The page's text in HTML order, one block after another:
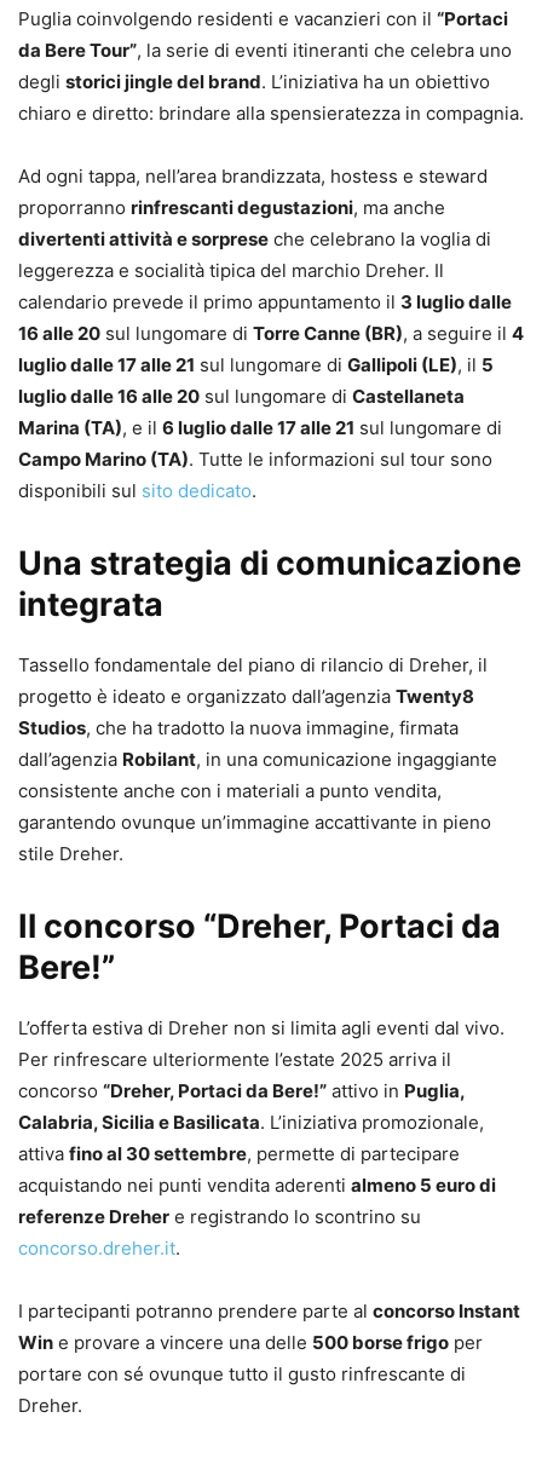
Puglia coinvolgendo residenti e vacanzieri con il “Portaci
da Bere Tour”, la serie di eventi itineranti che celebra uno
degli storici jingle del brand. L’iniziativa ha un obiettivo
chiaro e diretto: brindare alla spensieratezza in compagnia.
Ad ogni tappa, nell’area brandizzata, hostess e steward
proporranno rinfrescanti degustazioni, ma anche
divertenti attività e sorprese che celebrano la voglia di
leggerezza e socialità tipica del marchio Dreher. Il
calendario prevede il primo appuntamento il 3 luglio dalle
16 alle 20 sul lungomare di Torre Canne (BR), a seguire il 4
luglio dalle 17 alle 21 sul lungomare di Gallipoli (LE), il 5
luglio dalle 16 alle 20 sul lungomare di Castellaneta
Marina (TA), e il 6 luglio dalle 17 alle 21 sul lungomare di
Campo Marino (TA). Tutte le informazioni sul tour sono
disponibili sul sito dedicato.
Una strategia di comunicazione
integrata
Tassello fondamentale del piano di rilancio di Dreher, il
progetto è ideato e organizzato dall’agenzia Twenty8
Studios, che ha tradotto la nuova immagine, firmata
dall’agenzia Robilant, in una comunicazione ingaggiante
consistente anche con i materiali a punto vendita,
garantendo ovunque un’immagine accattivante in pieno
stile Dreher.
Il concorso “Dreher, Portaci da
Bere!”
L’offerta estiva di Dreher non si limita agli eventi dal vivo.
Per rinfrescare ulteriormente l’estate 2025 arriva il
concorso “Dreher, Portaci da Bere!” attivo in Puglia,
Calabria, Sicilia e Basilicata. L’iniziativa promozionale,
attiva fino al 30 settembre, permette di partecipare
acquistando nei punti vendita aderenti almeno 5 euro di
referenze Dreher e registrando lo scontrino su
concorso.dreher.it.
I partecipanti potranno prendere parte al concorso Instant
Win e provare a vincere una delle 500 borse frigo per
portare con sé ovunque tutto il gusto rinfrescante di
Dreher.